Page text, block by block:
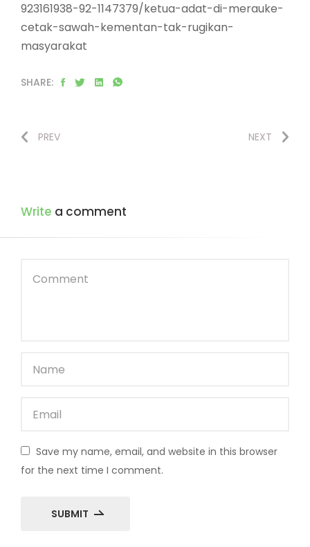
923161938-92-1147379/ketua-adat-di-merauke-
cetak-sawah-kementan-tak-rugikan-
masyarakat
SHARE:
PREV NEXT
Write a comment
Save my name, email, and website in this browser
for the next time I comment.
SUBMIT